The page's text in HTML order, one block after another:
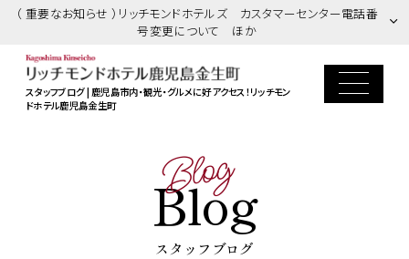
（ 重要なお知らせ ）リッチモンドホテルズ カスタマーセンター電話番
号変更について ほか
スタッフブログ | 鹿児島市内・観光・グルメに好アクセス！リッチモン
ドホテル鹿児島金生町
Blog
Blog
スタッフブログ